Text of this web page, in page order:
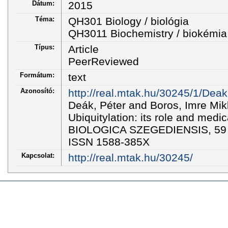
Dátum: 2015
Téma:
QH301 Biology / biológia
QH3011 Biochemistry / biokémia
Típus:
Article
PeerReviewed
Formátum: text
Azonosító:
http://real.mtak.hu/30245/1/
Deák, Péter and Boros, Imre
Ubiquitylation: its role and
BIOLOGICA SZEGEDIENSIS,
ISSN 1588-385X
Kapcsolat: http://real.mtak.hu/30245/